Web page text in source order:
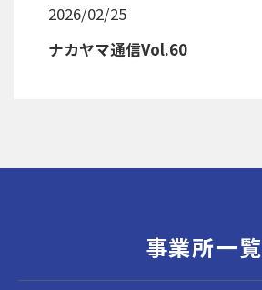
2026/02/25
ナカヤマ通信Vol.60
事業所一覧